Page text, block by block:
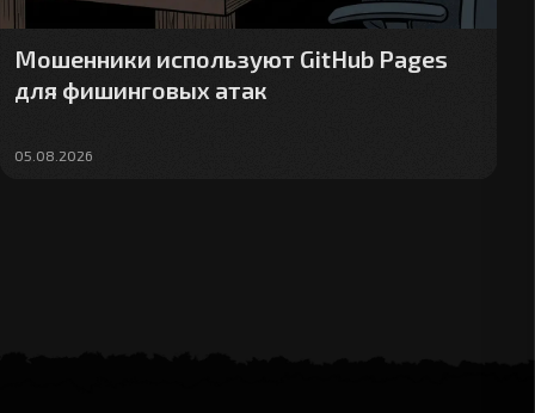
Мошенники используют GitHub Pages
для фишинговых атак
05.08.2026